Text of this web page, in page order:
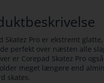
Skatez Pro er ekstremt
perfekt over næsten alle
er Corepad Skatez Pro
meget længere end
skates.